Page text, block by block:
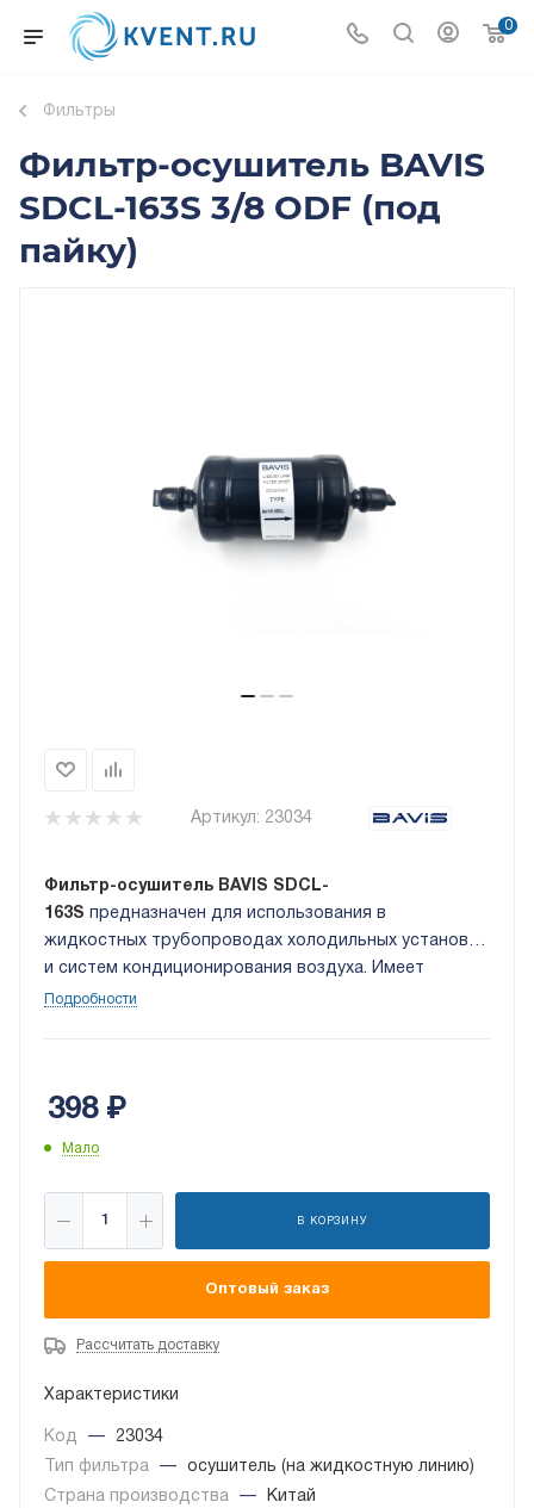
0
Фильтры
Фильтр-осушитель BAVIS
SDCL-163S 3/8 ODF (под
пайку)
Артикул: 23034
Фильтр-осушитель BAVIS SDCL-
163S предназначен для использования в
жидкостных трубопроводах холодильных установок
и систем кондиционирования воздуха. Имеет
твердый сердечник, изготовленный из материала
Подробности
398₽
Мало
В КОРЗИНУ
Оптовый заказ
Рассчитать доставку
Характеристики
Код —
23034
Тип фильтра
—
осушитель (на жидкостную линию)
Страна производства
—
Китай